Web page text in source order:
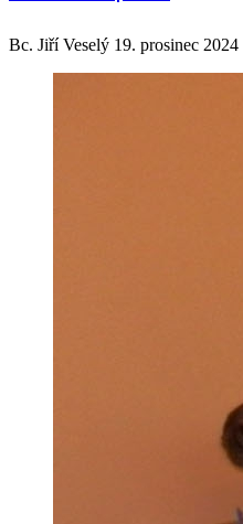
Bc. Jiří Veselý 19. prosinec 2024